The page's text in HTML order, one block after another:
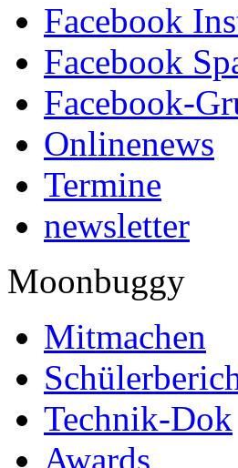
Facebook
Facebook
Facebook-
Onlinenews
Termine
newsletter
Moonbuggy
Mitmachen
Technik-Dok
Awards